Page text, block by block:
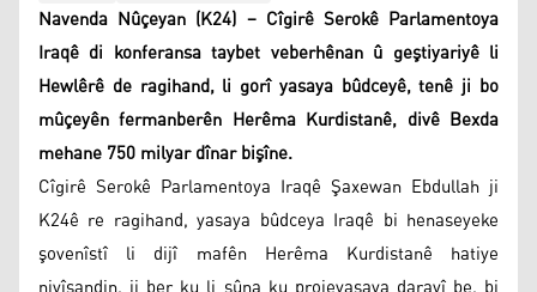
Navenda Nûçeyan (K24) – Cîgirê Serokê Parlamentoya
Iraqê di konferansa taybet veberhênan û geştiyariyê li
Hewlêrê de ragihand, li gorî yasaya bûdceyê, tenê ji bo
mûçeyên fermanberên Herêma Kurdistanê, divê Bexda
mehane 750 milyar dînar bişîne.
Cîgirê Serokê Parlamentoya Iraqê Şaxewan Ebdullah ji
K24ê re ragihand, yasaya bûdceya Iraqê bi henaseyeke
şovenîstî li dijî mafên Herêma Kurdistanê hatiye